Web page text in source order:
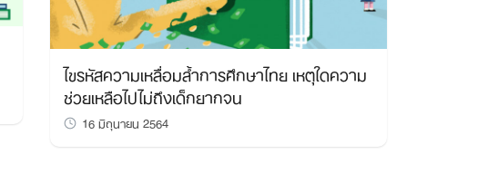
ไขรหัสความเหลื่อมล้ำการศึกษาไทย เหตุใดความ
ช่วยเหลือไปไม่ถึงเด็กยากจน
16 มิถุนายน 2564